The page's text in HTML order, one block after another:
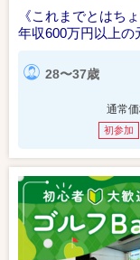
《これまでとはち
年収600万円以上の
28〜37歳
通常
初参加